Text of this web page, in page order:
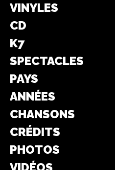
VINYLES
CD
K7
SPECTACLES
PAYS
ANNÉES
CHANSONS
CRÉDITS
PHOTOS